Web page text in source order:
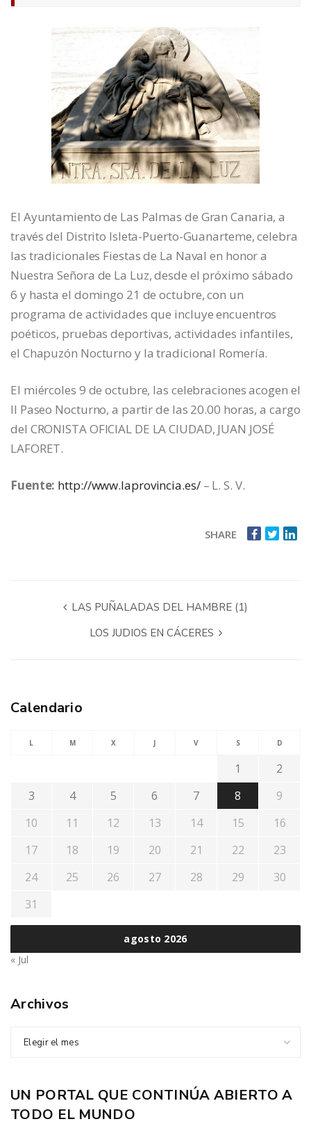
El Ayuntamiento de Las Palmas de Gran Canaria, a
través del Distrito Isleta-Puerto-Guanarteme, celebra
las tradicionales Fiestas de La Naval en honor a
Nuestra Señora de La Luz, desde el próximo sábado
6 y hasta el domingo 21 de octubre, con un
programa de actividades que incluye encuentros
poéticos, pruebas deportivas, actividades infantiles,
el Chapuzón Nocturno y la tradicional Romería.
El miércoles 9 de octubre, las celebraciones acogen el
II Paseo Nocturno, a partir de las 20.00 horas, a cargo
del CRONISTA OFICIAL DE LA CIUDAD, JUAN JOSÉ
LAFORET.
Fuente: http://www.laprovincia.es/– L. S. V.
SHARE
LAS PUÑALADAS DEL HAMBRE (1)
LOS JUDIOS EN CÁCERES
Calendario
agosto 2026
L M X J V S D
1
2
3
4 5 6 7 8
9
10
11 12 13 14 15
16
17
18 19 20 21 22
23
24
25 26 27 28 29
30
31
« Jul
Archivos
Elegir el mes
UN PORTAL QUE CONTINÚA ABIERTO A
TODO EL MUNDO